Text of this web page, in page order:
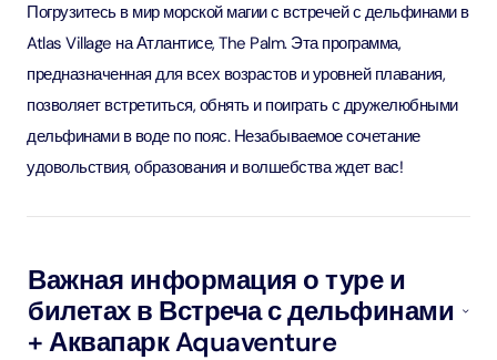
Погрузитесь в мир морской магии с встречей с дельфинами в
Atlas Village на Атлантисе, The Palm. Эта программа,
предназначенная для всех возрастов и уровней плавания,
позволяет встретиться, обнять и поиграть с дружелюбными
дельфинами в воде по пояс. Незабываемое сочетание
удовольствия, образования и волшебства ждет вас!
Важная информация о туре и
билетах в Встреча с дельфинами
+ Аквапарк Aquaventure